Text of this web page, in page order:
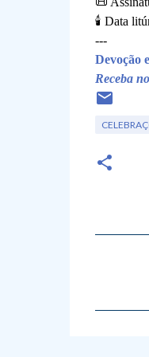
🕯️ Data
---
Devoção
Receba